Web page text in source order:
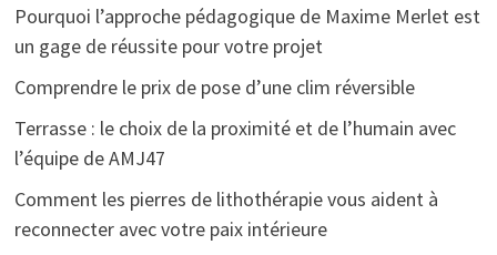
Pourquoi l’approche pédagogique de Maxime Merlet est
un gage de réussite pour votre projet
Comprendre le prix de pose d’une clim réversible
Terrasse : le choix de la proximité et de l’humain avec
l’équipe de AMJ47
Comment les pierres de lithothérapie vous aident à
reconnecter avec votre paix intérieure